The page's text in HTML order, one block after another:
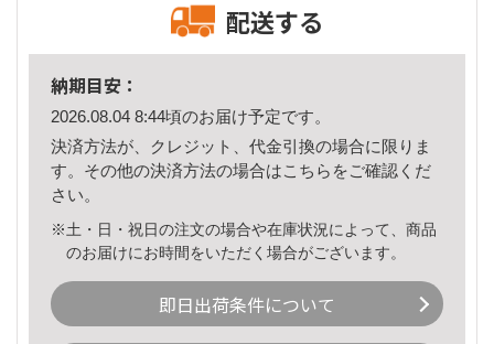
配送する
納期目安：
2026.08.04 8:44頃のお届け予定です。
決済方法が、クレジット、代金引換の場合に限りま
す。その他の決済方法の場合はこちら をご確認くだ
さい。
※土・日・祝日の注文の場合や在庫状況によって、商品
のお届けにお時間をいただく場合がございます。
即日出荷条件について